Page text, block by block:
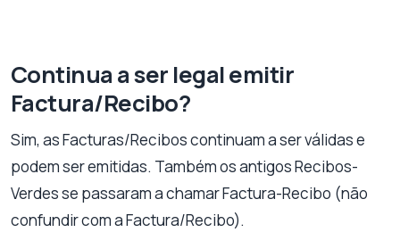
Continua a ser legal emitir
Factura/Recibo?
Sim, as Facturas/Recibos continuam a ser válidas e
podem ser emitidas. Também os antigos Recibos-
Verdes se passaram a chamar Factura-Recibo (não
confundir com a Factura/Recibo).